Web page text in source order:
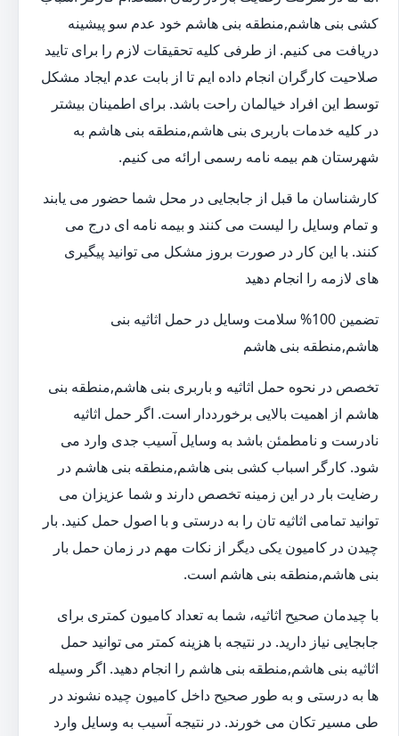
کشی بنی هاشم,منطقه بنی هاشم خود عدم سو پیشینه
دریافت می کنیم. از طرفی کلیه تحقیقات لازم را برای تایید
صلاحیت کارگران انجام داده ایم تا از بابت عدم ایجاد مشکل
توسط این افراد خیالمان راحت باشد. برای اطمینان بیشتر
در کلیه خدمات باربری بنی هاشم,منطقه بنی هاشم به
شهرستان هم بیمه نامه رسمی ارائه می کنیم.
کارشناسان ما قبل از جابجایی در محل شما حضور می یابند
و تمام وسایل را لیست می کنند و بیمه نامه ای درج می
کنند. با این کار در صورت بروز مشکل می توانید پیگیری
های لازمه را انجام دهید
تضمین 100% سلامت وسایل در حمل اثاثیه بنی
هاشم,منطقه بنی هاشم
تخصص در نحوه حمل اثاثیه و باربری بنی هاشم,منطقه بنی
هاشم از اهمیت بالایی برخورددار است. اگر حمل اثاثیه
نادرست و نامطمئن باشد به وسایل آسیب جدی وارد می
شود. کارگر اسباب کشی بنی هاشم,منطقه بنی هاشم در
رضایت بار در این زمینه تخصص دارند و شما عزیزان می
توانید تمامی اثاثیه تان را به درستی و با اصول حمل کنید. بار
چیدن در کامیون یکی دیگر از نکات مهم در زمان حمل بار
بنی هاشم,منطقه بنی هاشم است.
با چیدمان صحیح اثاثیه، شما به تعداد کامیون کمتری برای
جابجایی نیاز دارید. در نتیجه با هزینه کمتر می توانید حمل
اثاثیه بنی هاشم,منطقه بنی هاشم را انجام دهید. اگر وسیله
ها به درستی و به طور صحیح داخل کامیون چیده نشوند در
طی مسیر تکان می خورند. در نتیجه آسیب به وسایل وارد